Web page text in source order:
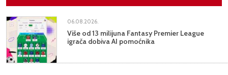
06.08.2026.
Više od 13 milijuna Fantasy Premier League
igrača dobiva AI pomoćnika